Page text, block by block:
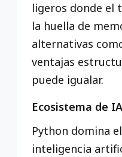
ligeros donde el
la huella de
alternativas
ventajas
puede igualar.
Ecosistema de
Python domina
inteligencia